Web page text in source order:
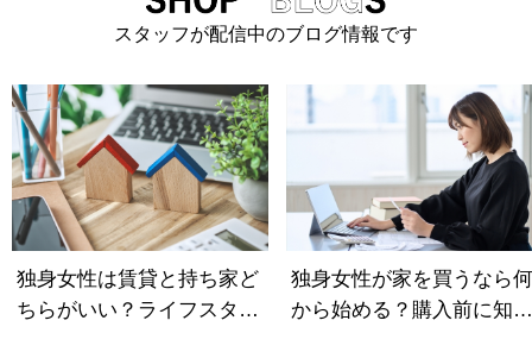
スタッフが配信中のブログ情報です